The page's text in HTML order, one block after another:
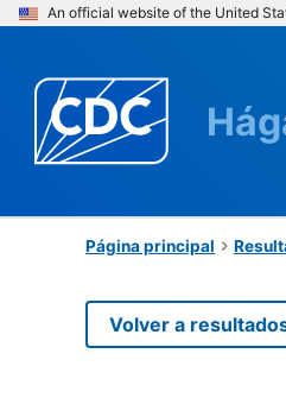
An official website of the United
Página principal
Volver a